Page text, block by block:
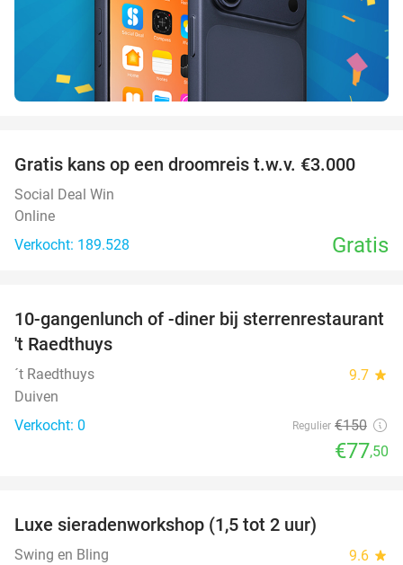
Gratis kans op een droomreis t.w.v. €3.000
Social Deal Win
Online
Verkocht: 189.528
Gratis
48%
NEW
TODAY
10-gangenlunch of -diner bij sterrenrestaurant
't Raedthuys
´t Raedthuys 9.7 star
Duiven
Verkocht: 0
Regulier €150
€77,50
TODAY
Luxe sieradenworkshop (1,5 tot 2 uur)
Swing en Bling 9.6 star